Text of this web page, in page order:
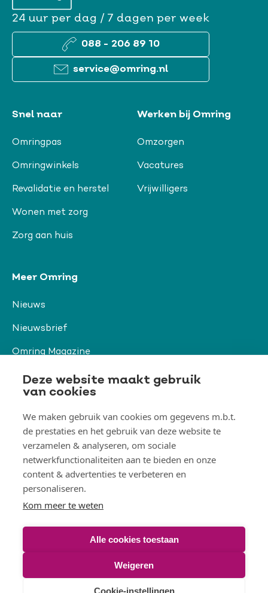
Deze website maakt gebruik
van cookies
We maken gebruik van cookies om gegevens m.b.t.
de prestaties en het gebruik van deze website te
verzamelen & analyseren, om sociale
netwerkfunctionaliteiten aan te bieden en onze
content & advertenties te verbeteren en
personaliseren.
Kom meer te weten
Alle cookies toestaan
Weigeren
Cookie-instellingen
24 uur per dag / 7 dagen per week
088 - 206 89 10
service@omring.nl
Snel naar
Omringpas
Omringwinkels
Revalidatie en herstel
Wonen met zorg
Zorg aan huis
Werken bij Omring
Omzorgen
Vacatures
Vrijwilligers
Meer Omring
Nieuws
Nieuwsbrief
Omring Magazine
Verwijzers
Organisatie & beleid
© Omring 2026
Voet
Disclaimer